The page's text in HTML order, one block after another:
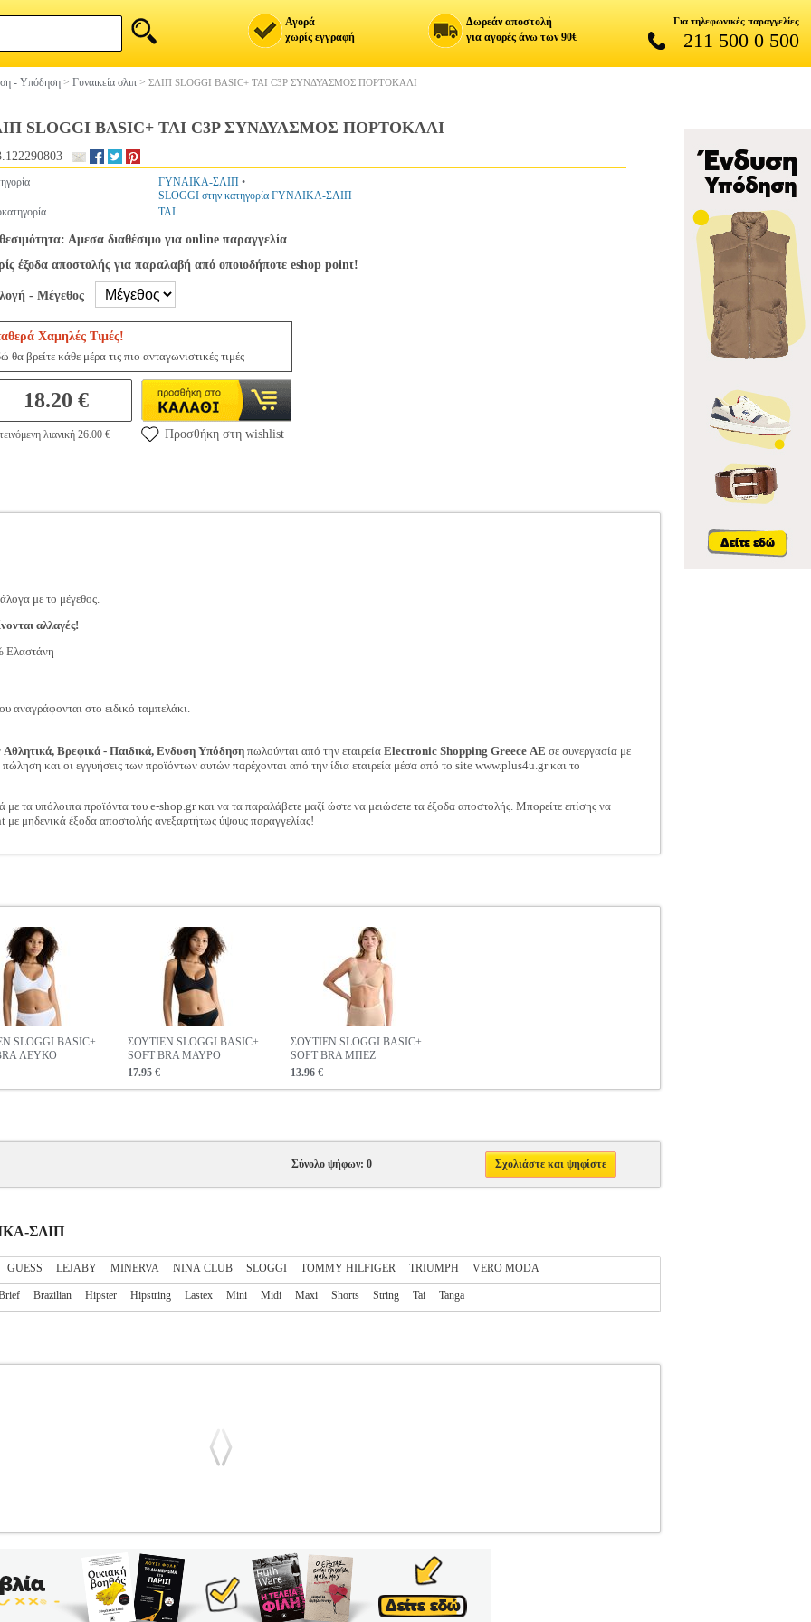
Αγορά
χωρίς εγγραφή
Δωρεάν αποστολή
για αγορές άνω των 90€
Για τηλεφωνικές παραγγελίες
211 500 0 500
- Υπόδηση > Γυναικεία σλιπ > ΣΛΙΠ SLOGGI BASIC+ TAI C3P ΣΥΝΔΥΑΣΜΟΣ ΠΟΡΤΟΚΑΛΙ
SLOGGI BASIC+ TAI C3P ΣΥΝΔΥΑΣΜΟΣ ΠΟΡΤΟΚΑΛΙ
ΓΥΝΑΙΚΑ-ΣΛΙΠ •
SLOGGI στην κατηγορία ΓΥΝΑΙΚΑ-ΣΛΙΠ
TAI
Αμεσα διαθέσιμο για online παραγγελία
έξοδα αποστολής για παραλαβή από οποιοδήποτε eshop point!
- Μέγεθος
Χαμηλές Τιμές!
θα βρείτε κάθε μέρα τις πιο ανταγωνιστικές τιμές
18.20 €
λιανική 26.00 € Προσθήκη στη wishlist
με το μέγεθος.
αλλαγές!
Ελαστάνη
αναγράφονται στο ειδικό ταμπελάκι.
Αθλητικά, Βρεφικά - Παιδικά, Ενδυση Υπόδηση πωλούνται από την εταιρεία Electronic Shopping Greece ΑΕ σε συνεργασία με
και οι εγγυήσεις των προϊόντων αυτών παρέχονται από την ίδια εταιρεία μέσα από το site www.plus4u.gr και το
με τα υπόλοιπα προϊόντα του e-shop.gr και να τα παραλάβετε μαζί ώστε να μειώσετε τα έξοδα αποστολής. Μπορείτε επίσης να
μηδενικά έξοδα αποστολής ανεξαρτήτως ύψους παραγγελίας!
SLOGGI BASIC+
ΛΕΥΚΟ
ΣΟΥΤΙΕΝ SLOGGI BASIC+
SOFT BRA ΜΑΥΡΟ
17.95 €
ΣΟΥΤΙΕΝ SLOGGI BASIC+
SOFT BRA ΜΠΕΖ
13.96 €
Σύνολο ψήφων: 0 Σχολιάστε και ψηφίστε
ΣΛΙΠ
GUESS LEJABY MINERVA NINA CLUB SLOGGI TOMMY HILFIGER TRIUMPH VERO MODA
Brazilian Hipster Hipstring Lastex Mini Midi Maxi Shorts String Tai Tanga
ΓΥΝΑΙΚΑ-ΣΛΙΠ Μια από τις best-selling σειρές. Μαλακές ραφές που δεν διαγράφουν. Θεϊκή απαλότητα.
Το μέγεθος των συσκευασιών διαφέρει ανάλογα με το μέγεθος. Για λόγους υγιεινής στα εσώρουχα δε γίνονται
- 5% Ελαστάνη• Μέγεθος>38• Χρώμα>Συνδυασμός πορτοκαλί• Φροντίδα>Ακολουθήστε τις οδηγίες που
προϊόντα των κατηγοριών Αθλητικά, Βρεφικά - Παιδικά, Ενδυση Υπόδηση πωλούνται από την εταιρεία Electronic